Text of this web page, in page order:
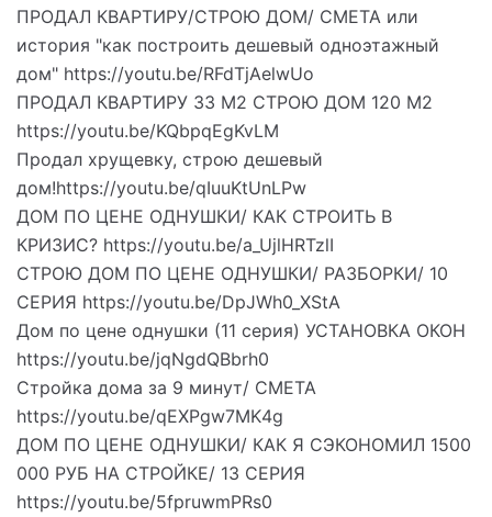
ПРОДАЛ КВАРТИРУ/СТРОЮ ДОМ/ СМЕТА или
история "как построить дешевый одноэтажный
дом" https://youtu.be/RFdTjAelwUo
ПРОДАЛ КВАРТИРУ 33 М2 СТРОЮ ДОМ 120 М2
https://youtu.be/KQbpqEgKvLM
Продал хрущевку, строю дешевый
дом!https://youtu.be/qIuuKtUnLPw
ДОМ ПО ЦЕНЕ ОДНУШКИ/ КАК СТРОИТЬ В
КРИЗИС? https://youtu.be/a_UjlHRTzlI
СТРОЮ ДОМ ПО ЦЕНЕ ОДНУШКИ/ РАЗБОРКИ/ 10
СЕРИЯ https://youtu.be/DpJWh0_XStA
Дом по цене однушки (11 серия) УСТАНОВКА ОКОН
https://youtu.be/jqNgdQBbrh0
Стройка дома за 9 минут/ СМЕТА
https://youtu.be/qEXPgw7MK4g
ДОМ ПО ЦЕНЕ ОДНУШКИ/ КАК Я СЭКОНОМИЛ 1500
000 РУБ НА СТРОЙКЕ/ 13 СЕРИЯ
https://youtu.be/5fpruwmPRs0